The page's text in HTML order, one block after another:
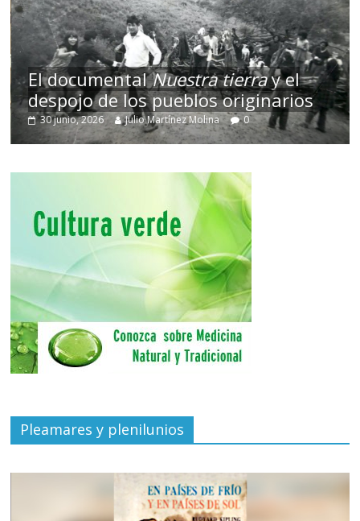
El documentalNuestra tierray el
despojo de los pueblos originarios
30 junio, 2026 Julio Martínez Molina 0
Pleamares y plenilunios